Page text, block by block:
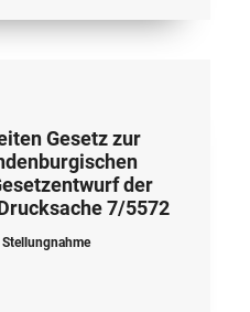
Gesetz zur
der
7/5572
Stellungnahme